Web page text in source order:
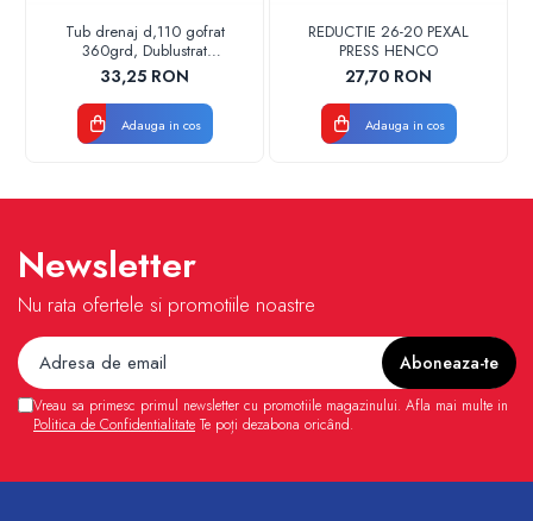
Tub drenaj d,110 gofrat
360grd, Dublustrat
verde/negru 110152 Drainkit
33,25 RON
Adauga in cos
REDUCTIE 26-20 PEXAL
PRESS HENCO
27,70 RON
Adauga in cos
Newsletter
Nu rata ofertele si promotiile noastre
Vreau sa primesc primul newsletter cu promotiile magazinului. Afla mai multe in
Politica de Confidentialitate Te poți dezabona oricând.